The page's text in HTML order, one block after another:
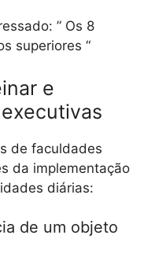
” Os 8
superiores “
e
de faculdades
da implementação
diárias:
de um objeto